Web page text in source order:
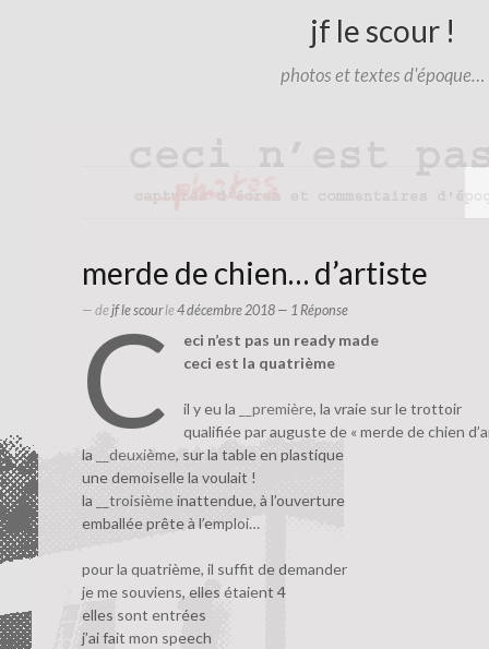
jf le scour !
photos et textes d'époque…
merde de chien… d’artiste
— dejf le scourle4 décembre 2018 — 1 Réponse
c
eci n’est pas un ready made
ceci est la quatrième
il y eu la __première, la vraie sur le trottoir
qualifiée par auguste de « merde de chien
la
__deuxième, sur la table en plastique
une demoiselle la voulait !
la
__troisièmeinattendue, à l’ouverture
emballée prête à l’emploi…
pour la quatrième, il suffit de demander
je me souviens, elles étaient 4
elles sont entrées
j’ai fait mon speech